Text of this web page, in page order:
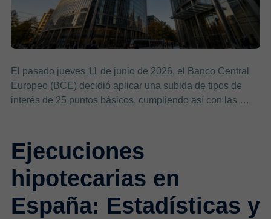
El pasado jueves 11 de junio de 2026, el Banco Central
Europeo (BCE) decidió aplicar una subida de tipos de
interés de 25 puntos básicos, cumpliendo así con las …
Ejecuciones
hipotecarias en
España: Estadísticas y